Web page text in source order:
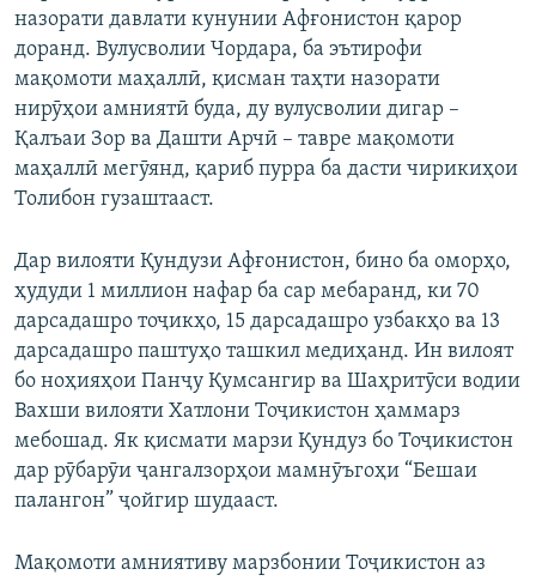
назорати давлати кунунии Афғонистон қарор
доранд. Вулусволии Чордара, ба эътирофи
мақомоти маҳаллӣ, қисман таҳти назорати
нирӯҳои амниятӣ буда, ду вулусволии дигар –
Қалъаи Зор ва Дашти Арчӣ – тавре мақомоти
маҳаллӣ мегӯянд, қариб пурра ба дасти чирикиҳои
Толибон гузаштааст.
Дар вилояти Қундузи Афғонистон, бино ба оморҳо,
ҳудуди 1 миллион нафар ба сар мебаранд, ки 70
дарсадашро тоҷикҳо, 15 дарсадашро узбакҳо ва 13
дарсадашро паштуҳо ташкил медиҳанд. Ин вилоят
бо ноҳияҳои Панҷу Қумсангир ва Шаҳритӯси водии
Вахши вилояти Хатлони Тоҷикистон ҳаммарз
мебошад. Як қисмати марзи Қундуз бо Тоҷикистон
дар рӯбарӯи ҷангалзорҳои мамнӯъгоҳи “Бешаи
палангон” ҷойгир шудааст.
Мақомоти амниятиву марзбонии Тоҷикистон аз